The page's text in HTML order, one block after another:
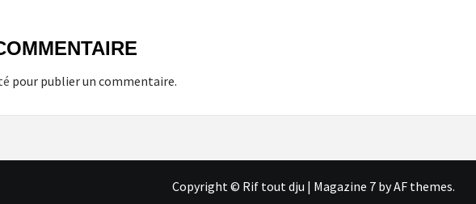
pour publier un commentaire.
Copyright © Rif tout dju | Magazine 7 by AF themes.